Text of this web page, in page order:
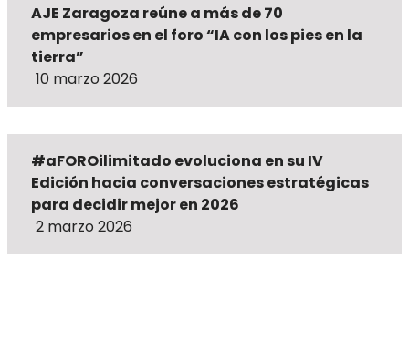
AJE Zaragoza reúne a más de 70
empresarios en el foro “IA con los pies en la
tierra”
10 marzo 2026
#aFOROilimitado evoluciona en su IV
Edición hacia conversaciones estratégicas
para decidir mejor en 2026
2 marzo 2026